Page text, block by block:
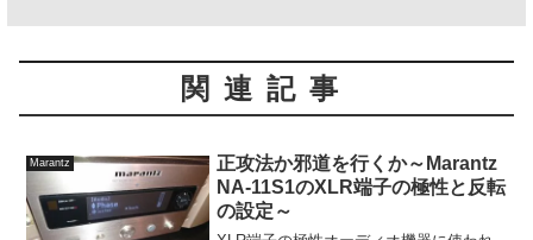
関連記事
Marantz
正攻法か邪道を行くか～Marantz
NA-11S1のXLR端子の極性と反転
の設定～